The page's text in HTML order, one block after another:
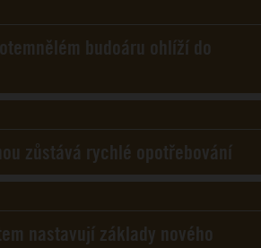
budoáru ohlíží do
zůstává rychlé opotřebování
nastavují základy nového